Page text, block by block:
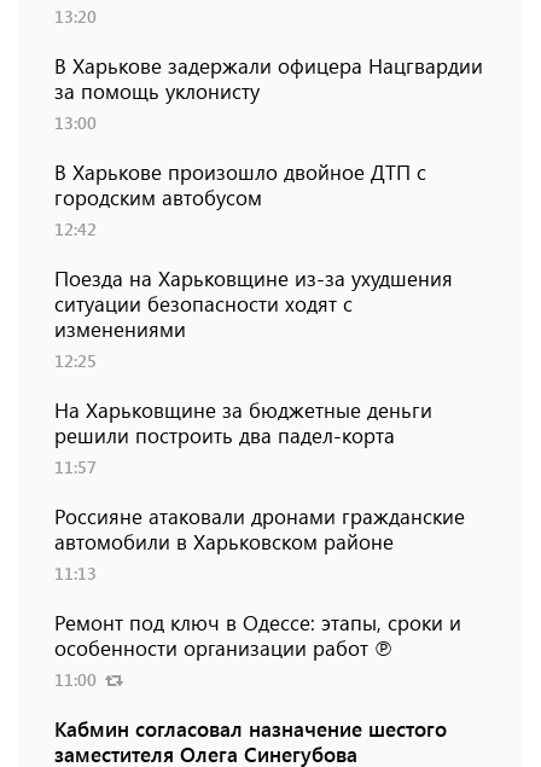
13:20
В Харькове задержали офицера Нацгвардии
за помощь уклонисту
13:00
В Харькове произошло двойное ДТП с
городским автобусом
12:42
Поезда на Харьковщине из-за ухудшения
ситуации безопасности ходят с
изменениями
12:25
На Харьковщине за бюджетные деньги
решили построить два падел-корта
11:57
Россияне атаковали дронами гражданские
автомобили в Харьковском районе
11:13
Ремонт под ключ в Одессе: этапы, сроки и
особенности организации работ ℗
11:00
Кабмин согласовал назначение шестого
заместителя Олега Синегубова